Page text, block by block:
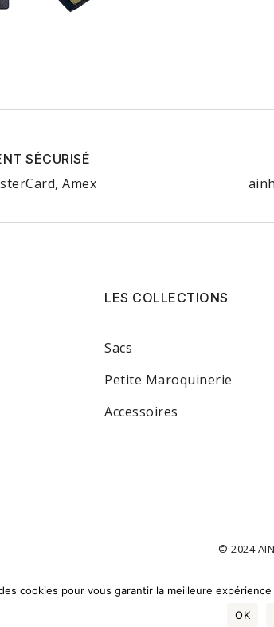
SÉCURISÉ
Amex
LES COLLECTIONS
Sacs
Petite Maroquinerie
Accessoires
© 2024
cookies pour vous garantir la meilleure
OK